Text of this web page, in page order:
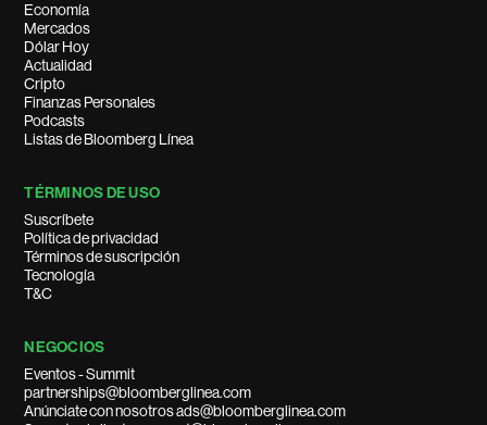
Economía
Mercados
Dólar Hoy
Actualidad
Cripto
Finanzas Personales
Podcasts
Listas de Bloomberg Línea
TÉRMINOS DE USO
Suscríbete
Política de privacidad
Términos de suscripción
Tecnología
T&C
NEGOCIOS
Eventos - Summit
partnerships@bloomberglinea.com
Anúnciate con nosotros ads@bloomberglinea.com